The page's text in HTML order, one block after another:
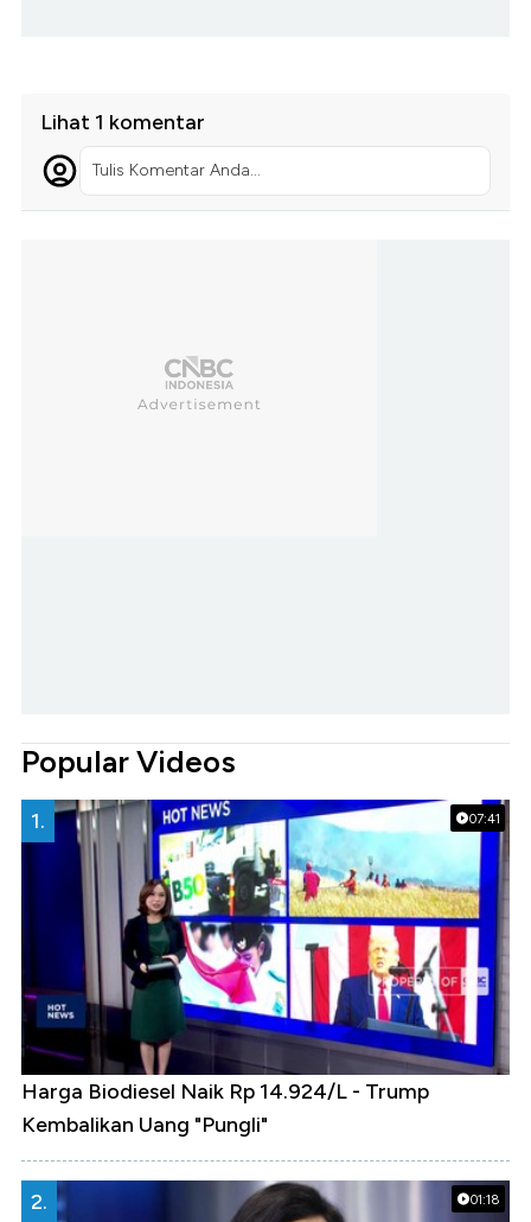
Lihat 1 komentar
Tulis Komentar Anda...
Popular Videos
07:41
1.
Harga Biodiesel Naik Rp 14.924/L - Trump
Kembalikan Uang "Pungli"
01:18
2.